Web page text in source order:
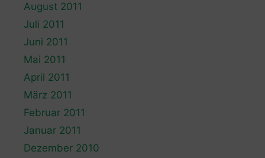
August 2011
Juli 2011
Juni 2011
Mai 2011
April 2011
März 2011
Februar 2011
Januar 2011
Dezember 2010